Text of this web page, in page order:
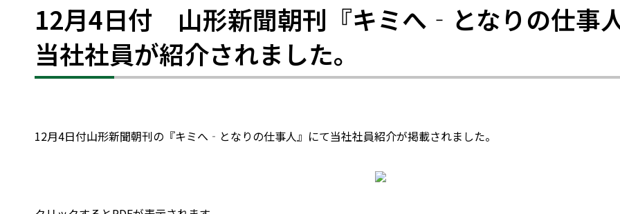
12月4日付 山形新聞朝刊『キミへ‐となりの仕事
当社社員が紹介されました。
12月4日付山形新聞朝刊の『キミへ‐となりの仕事人』にて当社社員紹介が掲載されました。